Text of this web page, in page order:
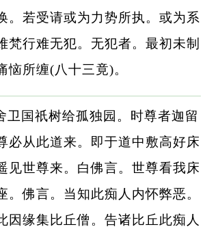
。若受请或为力势所执。或为系
梵行难无犯。无犯者。最初未制
恼所缠(八十三竟)。
卫国祇树给孤独园。时尊者迦留
必从此道来。即于道中敷高好床
见世尊来。白佛言。世尊看我床
。佛言。当知此痴人内怀弊恶。
因缘集比丘僧。告诸比丘此痴人